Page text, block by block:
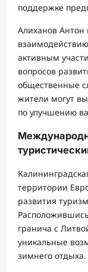
поддержке
Алиханов Антон
активным
вопросов
общественные
жители могут
по улучшению
территории
развития
гранича с
уникальные
зимнего отдыха.